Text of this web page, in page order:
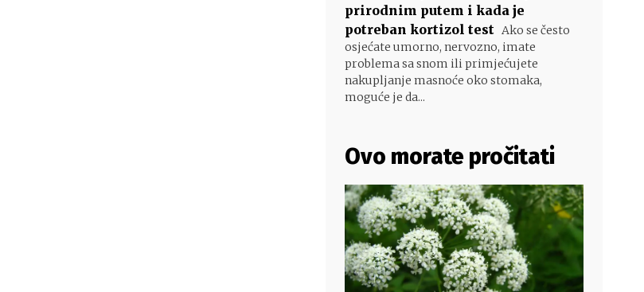
prirodnim putem i kada je
potreban kortizol test Ako se često
osjećate umorno, nervozno, imate
problema sa snom ili primjećujete
nakupljanje masnoće oko stomaka,
moguće je da...
Ovo morate pročitati